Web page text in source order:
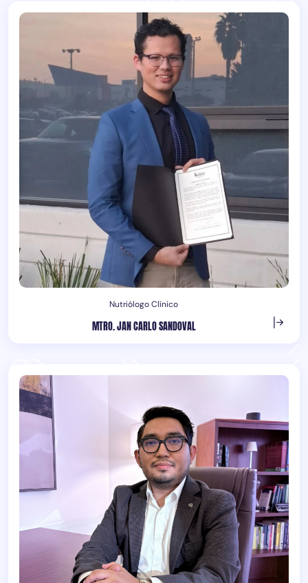
Nutriólogo Clínico
MTRO. JAN CARLO SANDOVAL